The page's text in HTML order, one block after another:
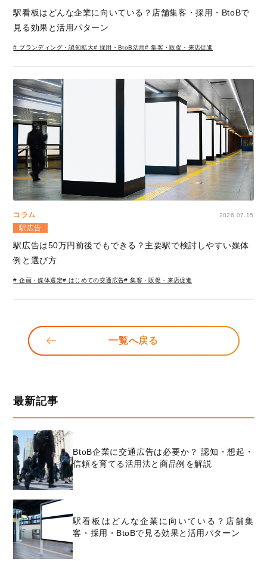
駅看板はどんな企業に向いている？店舗集客・採用・BtoBで
見る効果と活用パターン
# ブランディング・認知拡大# 採用・BtoB活用# 集客・販促・来店促進
コラム 2026.07.15
駅広告
駅広告は50万円前後でもできる？主要駅で検討しやすい媒体
例と選び方
# 企画・媒体選定# はじめての交通広告# 集客・販促・来店促進
一覧へ戻る
最新記事
BtoB企業に交通広告は必要か？ 認知・想起・
信頼を育てる活用法と商品例を解説
駅看板はどんな企業に向いている？店舗集
客・採用・BtoBで見る効果と活用パターン